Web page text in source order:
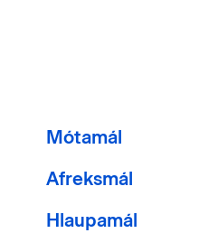
Mótamál
Afreksmál
Hlaupamál